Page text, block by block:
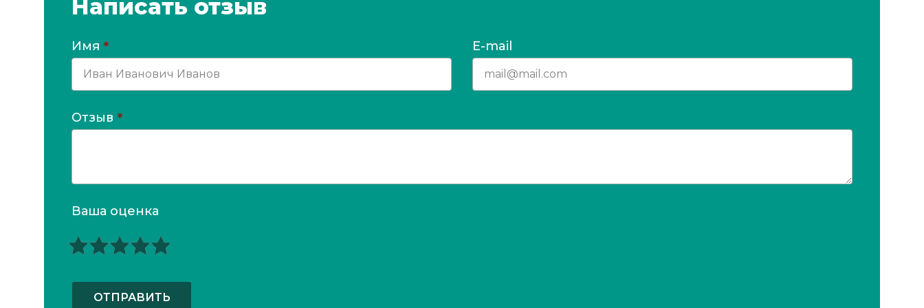
Написать отзыв
Имя * E-mail
Отзыв *
Ваша оценка
ОТПРАВИТЬ